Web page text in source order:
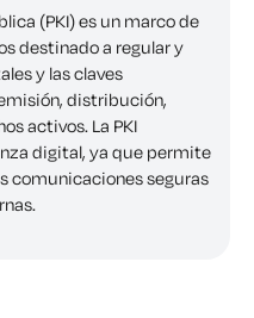
(PKI) es un marco de
destinado a regular y
y las claves
distribución,
activos. La PKI
digital, ya que permite
comunicaciones seguras